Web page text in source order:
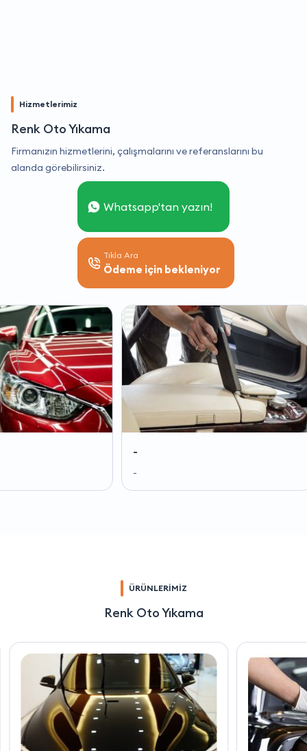
Hizmetlerimiz
Renk Oto Yıkama
Firmanızın hizmetlerini, çalışmalarını ve referanslarını bu
alanda görebilirsiniz.
Whatsapp'tan yazın!
Tıkla Ara
Ödeme için bekleniyor
ÜRÜNLERİMİZ
Renk Oto Yıkama